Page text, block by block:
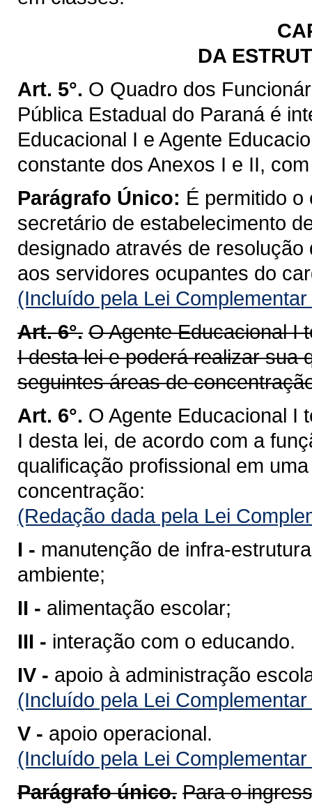
DA
Art. 5°. O Quadro dos
Pública Estadual do Paraná é
Educacional I e Agente
constante dos Anexos I e II,
Parágrafo Único: É permitido
secretário de estabelecimento
designado através de
aos servidores ocupantes do
(Incluído pela Lei
Art. 6°. O Agente Educacional I
I desta lei e poderá realizar sua
seguintes áreas de
Art. 6°. O Agente Educacional I
I desta lei, de acordo com a
qualificação profissional em
concentração:
(Redação dada pela Lei
I - manutenção de infra-
ambiente;
II - alimentação escolar;
III - interação com o educando.
IV - apoio à administração
(Incluído pela Lei
V - apoio operacional.
(Incluído pela Lei
Parágrafo único. Para o